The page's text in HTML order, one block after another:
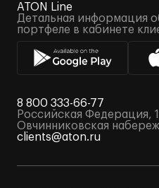
ATON Line
Детальная информация
портфеле в кабинете
8 800 333-66-77
Российская Федерация,
Овчинниковская
clients@aton.ru